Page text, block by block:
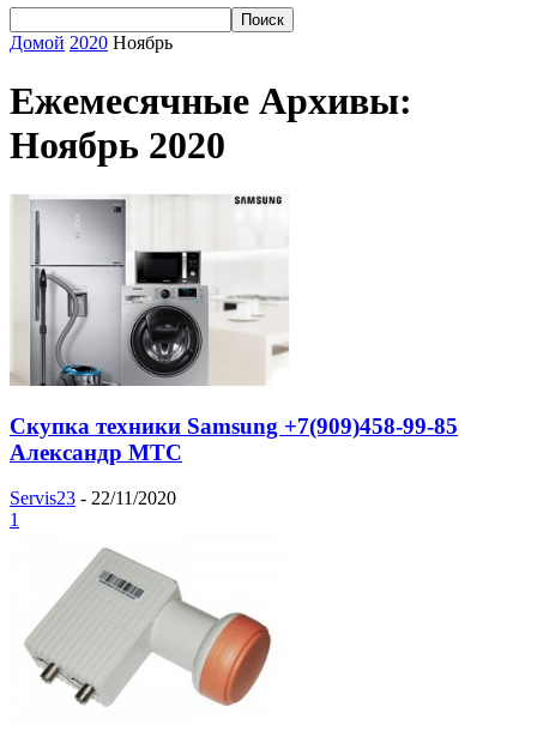
Домой 2020 Ноябрь
Ежемесячные Архивы:
Ноябрь 2020
Скупка техники Samsung +7(909)458-99-85
Александр МТС
Servis23 - 22/11/2020
1